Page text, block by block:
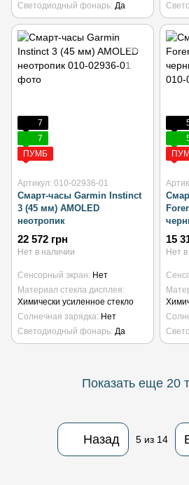
Светодиодный фонарь Да
7
7
ПУМБ
Артикул: 010-02936-01
Смарт-часы Garmin Instinct
3 (45 мм) AMOLED
неотропик
22 572 грн
Нет в наличии
Сенсорный экран
Нет
Материал стекла дисплея
Химически усиленное стекло
Солнечная зарядка Нет
Светодиодный фонарь Да
15
Нет
Показать еще 20
Назад 5из 14